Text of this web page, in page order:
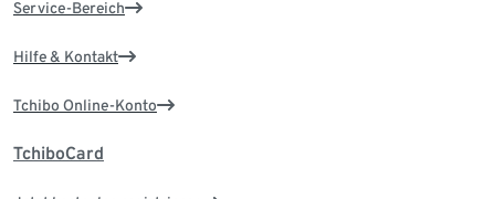
Service-Bereich
Hilfe & Kontakt
Tchibo Online-Konto
TchiboCard